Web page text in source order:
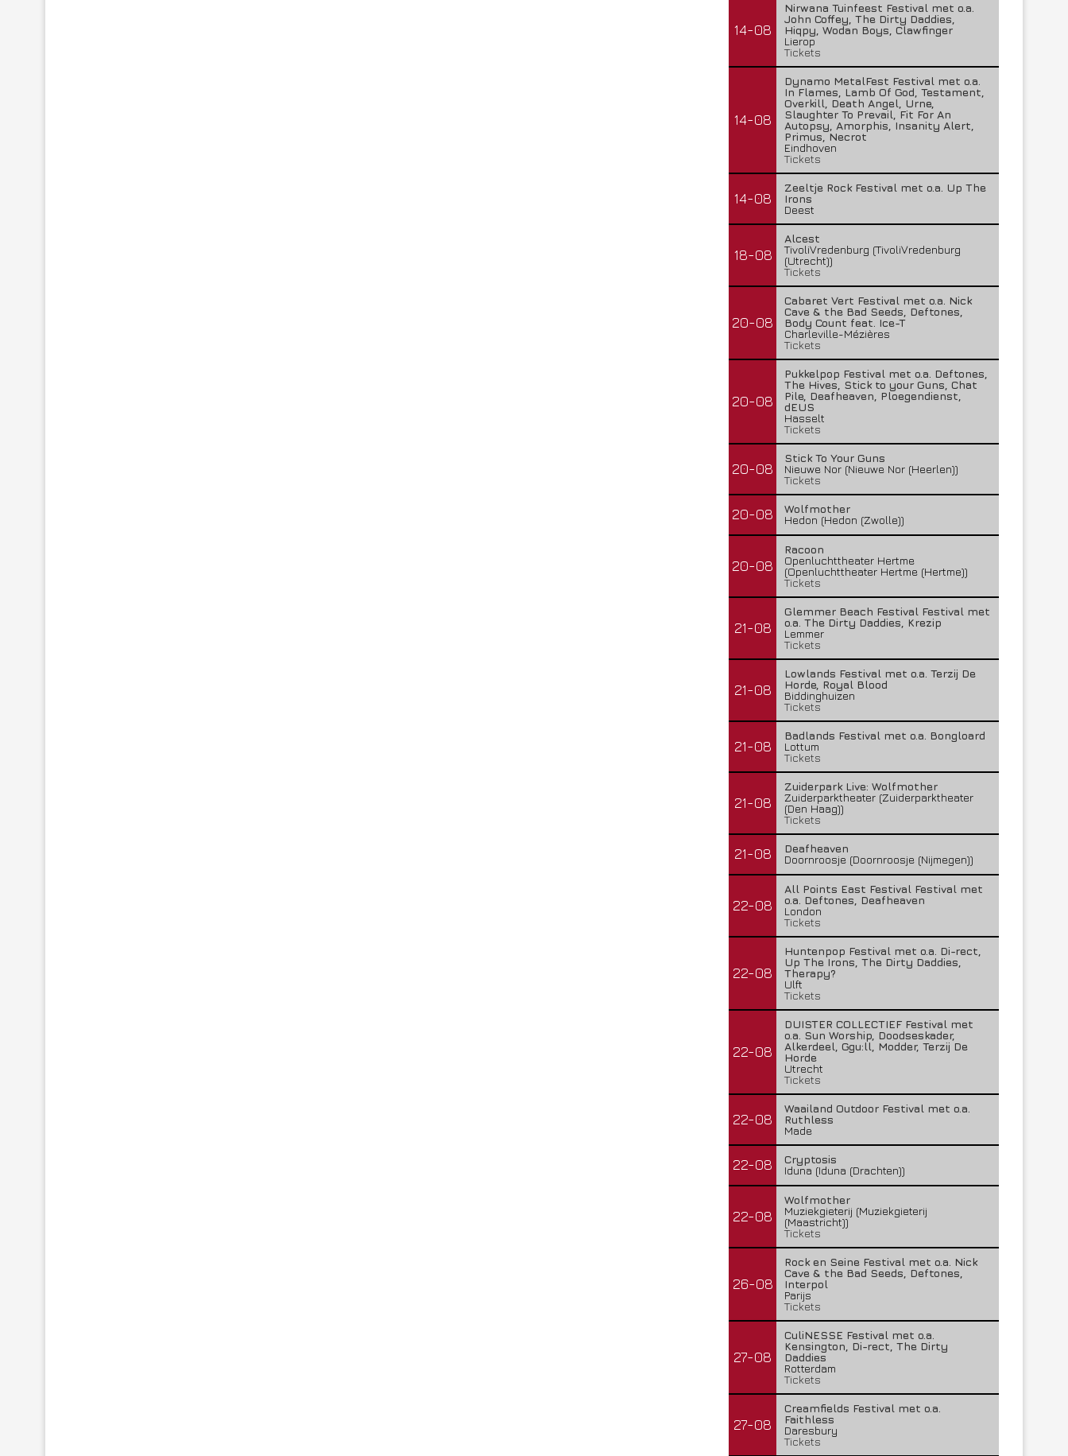
14-08
Nirwana Tuinfeest Festival met o.a.
John Coffey, The Dirty Daddies,
Hiqpy, Wodan Boys, Clawfinger
Lierop
Tickets
14-08
Dynamo MetalFest Festival met o.a.
In Flames, Lamb Of God, Testament,
Overkill, Death Angel, Urne,
Slaughter To Prevail, Fit For An
Autopsy, Amorphis, Insanity Alert,
Primus, Necrot
Eindhoven
Tickets
14-08
Zeeltje Rock Festival met o.a. Up The
Irons
Deest
18-08
Alcest
TivoliVredenburg (TivoliVredenburg
(Utrecht))
Tickets
20-08
Cabaret Vert Festival met o.a. Nick
Cave & the Bad Seeds, Deftones,
Body Count feat. Ice-T
Charleville-Mézières
Tickets
20-08
Pukkelpop Festival met o.a. Deftones,
The Hives, Stick to your Guns, Chat
Pile, Deafheaven, Ploegendienst,
dEUS
Hasselt
Tickets
20-08
Stick To Your Guns
Nieuwe Nor (Nieuwe Nor (Heerlen))
Tickets
20-08
Wolfmother
Hedon (Hedon (Zwolle))
20-08
Racoon
Openluchttheater Hertme
(Openluchttheater Hertme (Hertme))
Tickets
21-08
Glemmer Beach Festival Festival met
o.a. The Dirty Daddies, Krezip
Lemmer
Tickets
21-08
Lowlands Festival met o.a. Terzij De
Horde, Royal Blood
Biddinghuizen
Tickets
21-08
Badlands Festival met o.a. Bongloard
Lottum
Tickets
21-08
Zuiderpark Live: Wolfmother
Zuiderparktheater (Zuiderparktheater
(Den Haag))
Tickets
21-08
Deafheaven
Doornroosje (Doornroosje (Nijmegen))
22-08
All Points East Festival Festival met
o.a. Deftones, Deafheaven
London
Tickets
22-08
Huntenpop Festival met o.a. Di-rect,
Up The Irons, The Dirty Daddies,
Therapy?
Ulft
Tickets
22-08
DUISTER COLLECTIEF Festival met
o.a. Sun Worship, Doodseskader,
Alkerdeel, Ggu:ll, Modder, Terzij De
Horde
Utrecht
Tickets
22-08
Waailand Outdoor Festival met o.a.
Ruthless
Made
22-08
Cryptosis
Iduna (Iduna (Drachten))
22-08
Wolfmother
Muziekgieterij (Muziekgieterij
(Maastricht))
Tickets
26-08
Rock en Seine Festival met o.a. Nick
Cave & the Bad Seeds, Deftones,
Interpol
Parijs
Tickets
27-08
CuliNESSE Festival met o.a.
Kensington, Di-rect, The Dirty
Daddies
Rotterdam
Tickets
27-08
Creamfields Festival met o.a.
Faithless
Daresbury
Tickets